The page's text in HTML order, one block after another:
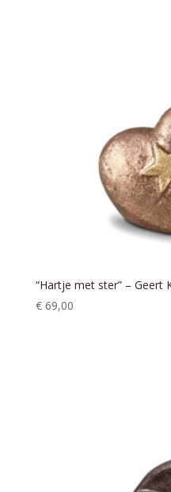
“Hartje met ster” – Geert
€69,00